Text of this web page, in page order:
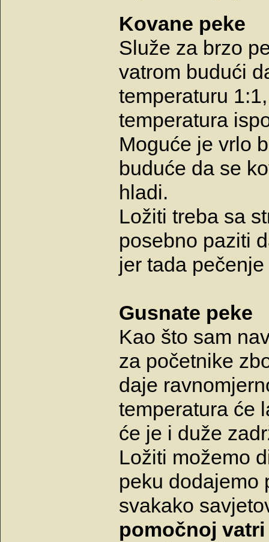
Kovane peke
Služe za brzo
vatrom budući
temperaturu
temperatura
Moguće je vrlo
buduće da se
hladi.
Ložiti treba sa
posebno paziti
jer tada
Gusnate peke
Kao što sam
za početnike
daje
temperatura će
će je i duže
Ložiti možemo
peku dodajemo
svakako
pomočnoj vatri